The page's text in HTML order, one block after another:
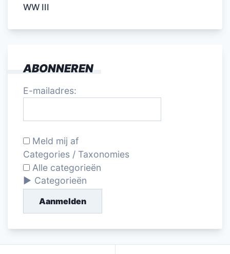
WW III
ABONNEREN
E-mailadres:
Meld mij af
Categories / Taxonomies
Alle categorieën
Categorieën
Aanmelden